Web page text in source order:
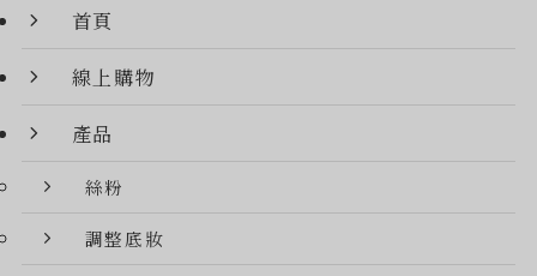
首頁
線上購物
產品
絲粉
調整底妝